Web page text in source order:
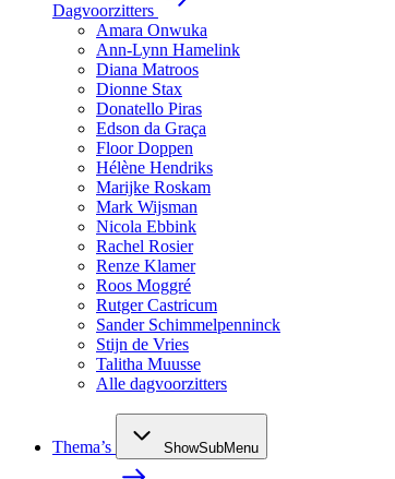
Dagvoorzitters
Amara Onwuka
Ann-Lynn Hamelink
Diana Matroos
Dionne Stax
Donatello Piras
Edson da Graça
Floor Doppen
Hélène Hendriks
Marijke Roskam
Mark Wijsman
Nicola Ebbink
Rachel Rosier
Renze Klamer
Roos Moggré
Rutger Castricum
Sander Schimmelpenninck
Stijn de Vries
Talitha Muusse
Alle dagvoorzitters
Thema’s ShowSubMenu